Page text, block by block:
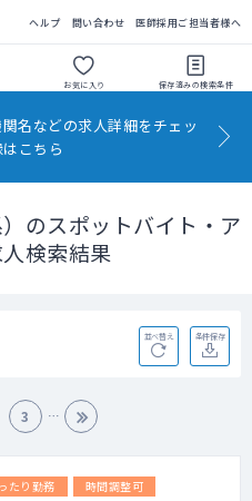
ヘルプ 問い合わせ 医師採用ご担当者様へ
お気に入り 保存済みの検索条件
名などの求人詳細をチェッ
こちら
のスポットバイト・ア
検索結果
並べ替え 条件保存
3
たり勤務
時間調整可